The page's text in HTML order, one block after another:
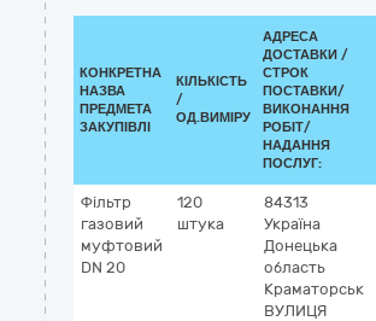
КОНКРЕТНА
НАЗВА
ПРЕДМЕТА
ЗАКУПІВЛІ
КІЛЬКІСТЬ
/
ОД.ВИМІРУ
АДРЕСА
ДОСТАВКИ /
СТРОК
ПОСТАВКИ/
ВИКОНАННЯ
РОБІТ/
НАДАННЯ
ПОСЛУГ:
Фільтр
газовий
муфтовий
DN 20
120
штука
84313
Україна
Донецька
область
Краматорськ
ВУЛИЦЯ